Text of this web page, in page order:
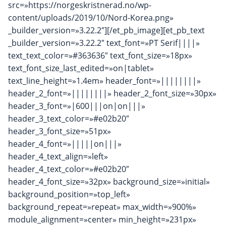
src=»https://norgeskristnerad.no/wp-
content/uploads/2019/10/Nord-Korea.png»
_builder_version=»3.22.2″][/et_pb_image][et_pb_text
_builder_version=»3.22.2″ text_font=»PT Serif||||»
text_text_color=»#363636″ text_font_size=»18px»
text_font_size_last_edited=»on|tablet»
text_line_height=»1.4em» header_font=»||||||||»
header_2_font=»||||||||» header_2_font_size=»30px»
header_3_font=»|600|||on|on|||»
header_3_text_color=»#e02b20″
header_3_font_size=»51px»
header_4_font=»|||||on|||»
header_4_text_align=»left»
header_4_text_color=»#e02b20″
header_4_font_size=»32px» background_size=»initial»
background_position=»top_left»
background_repeat=»repeat» max_width=»900%»
module_alignment=»center» min_height=»231px»